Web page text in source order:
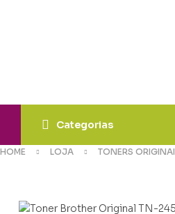
Categorias
HOME LOJA TONERS